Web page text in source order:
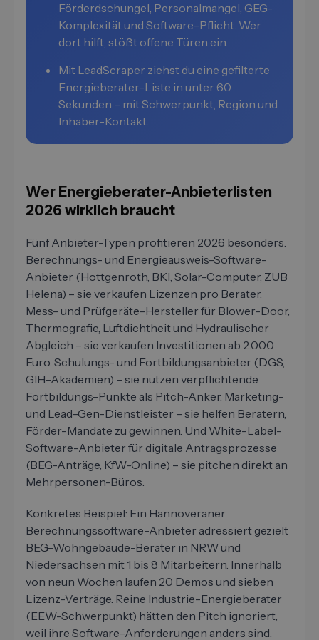
Förderdschungel, Personalmangel, GEG-
Komplexität und Software-Pflicht. Wer
dort hilft, stößt offene Türen ein.
Mit LeadScraper ziehst du eine gefilterte
Energieberater-Liste in unter 60
Sekunden – mit Schwerpunkt, Region und
Inhaber-Kontakt.
Wer Energieberater-Anbieterlisten
2026 wirklich braucht
Fünf Anbieter-Typen profitieren 2026 besonders.
Berechnungs- und Energieausweis-Software-
Anbieter (Hottgenroth, BKI, Solar-Computer, ZUB
Helena) – sie verkaufen Lizenzen pro Berater.
Mess- und Prüfgeräte-Hersteller für Blower-Door,
Thermografie, Luftdichtheit und Hydraulischer
Abgleich – sie verkaufen Investitionen ab 2.000
Euro. Schulungs- und Fortbildungsanbieter (DGS,
GIH-Akademien) – sie nutzen verpflichtende
Fortbildungs-Punkte als Pitch-Anker. Marketing-
und Lead-Gen-Dienstleister – sie helfen Beratern,
Förder-Mandate zu gewinnen. Und White-Label-
Software-Anbieter für digitale Antragsprozesse
(BEG-Anträge, KfW-Online) – sie pitchen direkt an
Mehrpersonen-Büros.
Konkretes Beispiel: Ein Hannoveraner
Berechnungssoftware-Anbieter adressiert gezielt
BEG-Wohngebäude-Berater in NRW und
Niedersachsen mit 1 bis 8 Mitarbeitern. Innerhalb
von neun Wochen laufen 20 Demos und sieben
Lizenz-Verträge. Reine Industrie-Energieberater
(EEW-Schwerpunkt) hätten den Pitch ignoriert,
weil ihre Software-Anforderungen anders sind.